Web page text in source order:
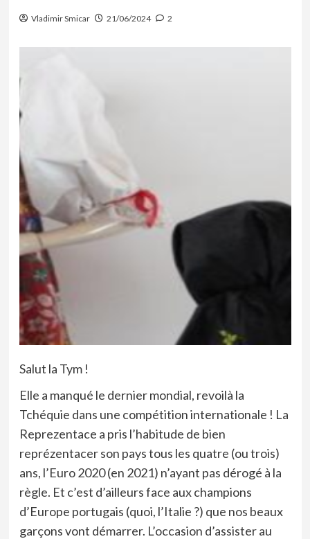
Vladimir Smicar 21/06/2024 2
Salut la Tym !
Elle a manqué le dernier mondial, revoilà la
Tchéquie dans une compétition internationale ! La
Reprezentace a pris l’habitude de bien
reprézentacer son pays tous les quatre (ou trois)
ans, l’Euro 2020 (en 2021) n’ayant pas dérogé à la
règle. Et c’est d’ailleurs face aux champions
d’Europe portugais (quoi, l’Italie ?) que nos beaux
garçons vont démarrer. L’occasion d’assister au